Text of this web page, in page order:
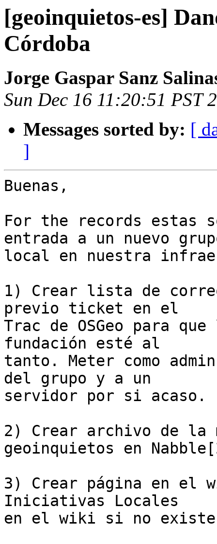
[geoinquietos-es]
Córdoba
Jorge Gaspar Sanz
Sun Dec 16 11:20:51 PST
Messages sorted by: [
]
Buenas,
For the records estas
entrada a un nuevo
local en nuestra
1) Crear lista de
previo ticket en el
Trac de OSGeo para
fundación esté al
tanto. Meter como
del grupo y a un
servidor por si acaso.
2) Crear archivo de la
geoinquietos en
3) Crear página en el
Iniciativas Locales
en el wiki si no